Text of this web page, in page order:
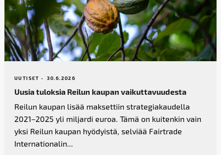
UUTISET - 30.6.2026
Uusia tuloksia Reilun kaupan vaikutta­vuudesta
Reilun kaupan lisää maksettiin strategiakaudella
2021–2025 yli miljardi euroa. Tämä on kuitenkin vain
yksi Reilun kaupan hyödyistä, selviää Fairtrade
Internationalin...